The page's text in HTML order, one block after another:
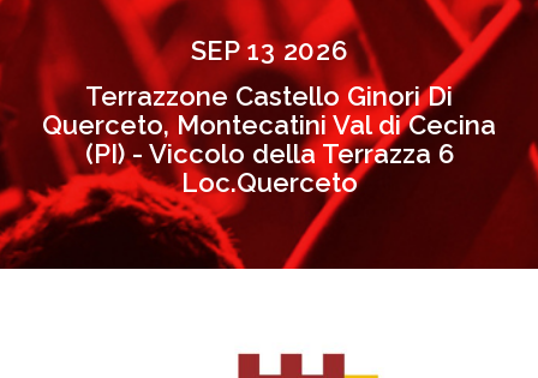
SEP 13 2026
Terrazzone Castello Ginori Di
Querceto, Montecatini Val di Cecina
(PI) - Viccolo della Terrazza 6
Loc.Querceto